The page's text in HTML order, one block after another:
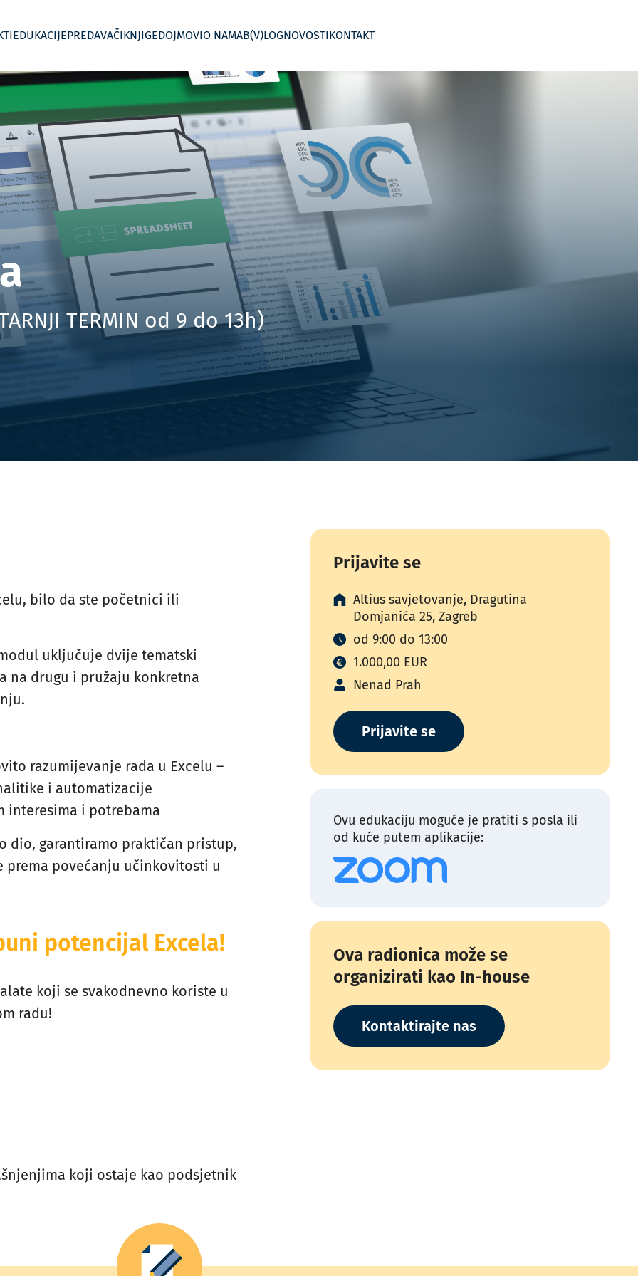
Menadžersko izvještavanjeKontroling po segmentima
Uvođenje i razvoj funkcije HR-a
EDUKACIJE
Jednodnevne radionice In House Custom – Po mjeri Business Wargame
PREDAVAČIKNJIGEDOJMOVIO NAMAB(V)LOGNOVOSTIKONTAKT
TERMIN od 9 do 13h)
bilo da ste početnici ili
uključuje dvije tematski
na drugu i pružaju konkretna
razumijevanje rada u Excelu –
i automatizacije
interesima i potrebama
dio, garantiramo praktičan pristup,
povećanju učinkovitosti u
potencijal Excela!
koji se svakodnevno koriste u
radu!
koji ostaje kao podsjetnik
Prijavite se
Altius savjetovanje, Dragutina
Domjanića 25, Zagreb
od 9:00 do 13:00
1.000,00 EUR
Nenad Prah
Prijavite se
Ovu edukaciju moguće je pratiti s posla ili
od kuće putem aplikacije:
Ova radionica može se
organizirati kao In-house
Kontaktirajte nas